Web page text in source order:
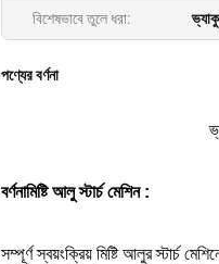
বিশেষভাবে তুলে ধরা:
পণ্যের বর্ণনা
বর্ণনামিষ্টি আলু স্টার্চ মেশিন :
সম্পূর্ণ স্বয়ংক্রিয় মিষ্টি আলুর স্টার্চ